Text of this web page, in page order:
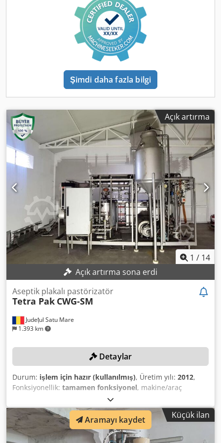
karton paketleme makinesinden önce özel bir pipet
uygulama ünitesi içerir. Karton blokların verimli bir şekilde
işlenmesi ve alt sistemler arasında sorunsuz geçişler için
tasarlanmıştır ve yüksek kullanılabilirlik ve endüstriyel
ambalajlama operasyonları için tutarlı bir paketleme
sunumu sağlar. Djdpfjzmpy Rsx Alfswa Makine Tipi Üretici
/ Model Üretim Yılı Dolum makinesi Tetra Pak A3 Speed
(030V sürümü) 2011 ÇeşitliŞimdi daha fazla bilgi
Açık artırma
1 / 14
Açık artırma sona erdi
Județul Satu Mare
1.393 km
Aseptik plakalı pastörizatör
Tetra Pak CWG-SM
Detaylar
Durum: işlem için hazır (kullanılmış), Üretim yılı: 2012,
Fonksiyonellik: tamamen fonksiyonel, makine/araç
, üretim kapasitesi:
TEKNİK ÖZELLİKLER Isıtma türü: Buhar Maksimum sıcaklık:
125 °C Debi: 6.000 - 12.000 litre/saat Djdpfezia D Eex
Alfewa MAKİNE ÖZELLİKLERİ Maksimum basınç: 6 bar
DONANIM Entegre gaz giderme cihazı
Küçük ilan
Aramayı kaydet